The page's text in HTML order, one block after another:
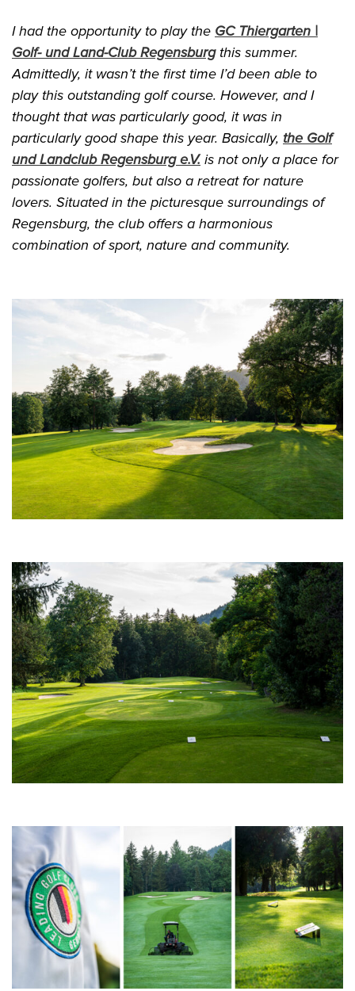
I had the opportunity to play the GC Thiergarten |
Golf- und Land-Club Regensburgthis summer.
Admittedly, it wasn’t the first time I’d been able to
play this outstanding golf course. However, and I
thought that was particularly good, it was in
particularly good shape this year. Basically, the Golf
und Landclub Regensburg e.V.is not only a place for
passionate golfers, but also a retreat for nature
lovers. Situated in the picturesque surroundings of
Regensburg, the club offers a harmonious
combination of sport, nature and community.